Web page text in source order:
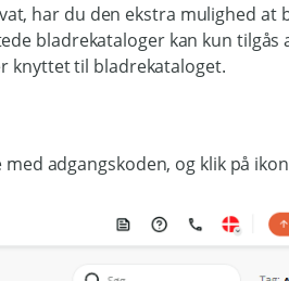
har du den ekstra mulighed at
bladrekataloger kan kun
knyttet til bladrekataloget.
adgangskoden, og klik på